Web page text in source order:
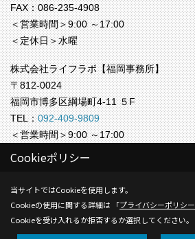
FAX：086-235-4908
＜営業時間＞9:00 ～17:00
＜定休日＞水曜
株式会社ライフラボ【福岡事務所】
〒812-0024
福岡市博多区綱場町4-11 ５F
TEL：092-409-9809
＜営業時間＞9:00 ～17:00
＜定休日＞水曜
Copyright (c) Life-labo. All Rights Reserved.
Produced byゴデスクリエイト
Cookieポリシー
当サイトではCookieを使用します。
Cookieの使用に関する詳細は 「プライバシーポリシー
Cookieを受け入れるか拒否するか選択してください。